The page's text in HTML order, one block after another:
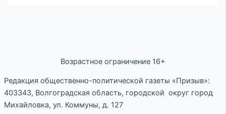
Возрастное ограничение 16+
Редакция общественно-политической газеты «Призыв»:
403343, Волгоградская область, городской округ город
Михайловка, ул. Коммуны, д. 127